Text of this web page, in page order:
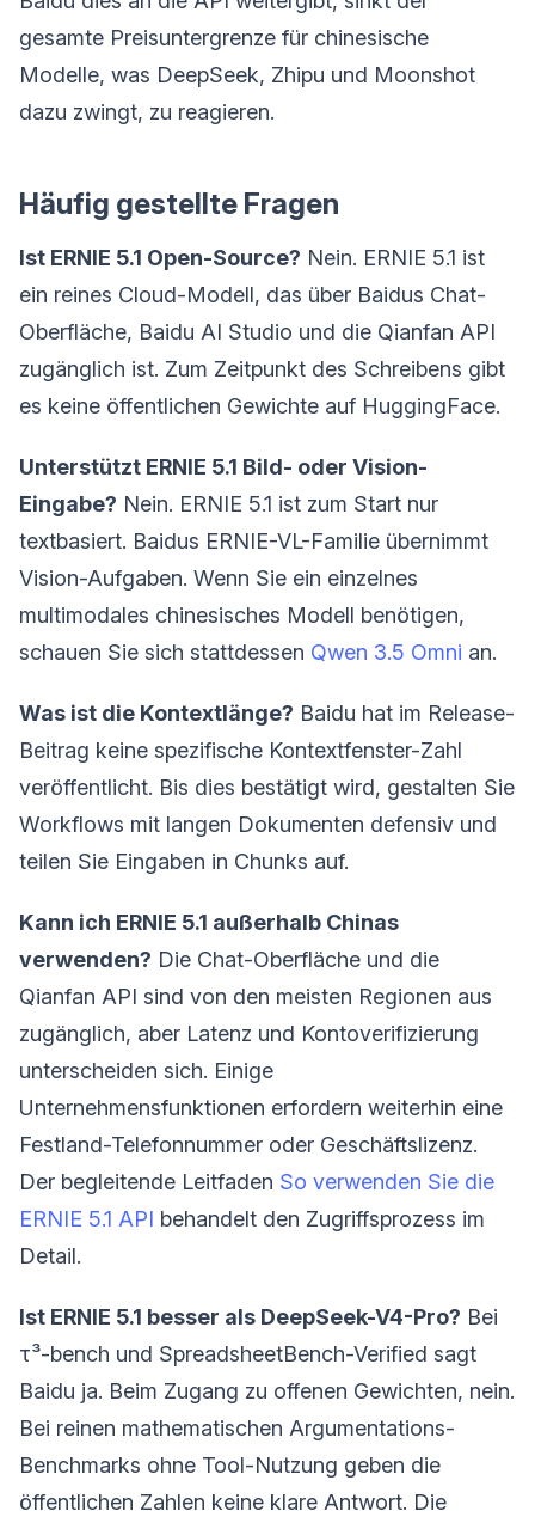
gesamte Preisuntergrenze für chinesische
Modelle, was DeepSeek, Zhipu und Moonshot
dazu zwingt, zu reagieren.
Häufig gestellte Fragen
Ist ERNIE 5.1 Open-Source? Nein. ERNIE 5.1 ist
ein reines Cloud-Modell, das über Baidus Chat-
Oberfläche, Baidu AI Studio und die Qianfan API
zugänglich ist. Zum Zeitpunkt des Schreibens gibt
es keine öffentlichen Gewichte auf HuggingFace.
Unterstützt ERNIE 5.1 Bild- oder Vision-
Eingabe? Nein. ERNIE 5.1 ist zum Start nur
textbasiert. Baidus ERNIE-VL-Familie übernimmt
Vision-Aufgaben. Wenn Sie ein einzelnes
multimodales chinesisches Modell benötigen,
schauen Sie sich stattdessen Qwen 3.5 Omni an.
Was ist die Kontextlänge? Baidu hat im Release-
Beitrag keine spezifische Kontextfenster-Zahl
veröffentlicht. Bis dies bestätigt wird, gestalten Sie
Workflows mit langen Dokumenten defensiv und
teilen Sie Eingaben in Chunks auf.
Kann ich ERNIE 5.1 außerhalb Chinas
verwenden? Die Chat-Oberfläche und die
Qianfan API sind von den meisten Regionen aus
zugänglich, aber Latenz und Kontoverifizierung
unterscheiden sich. Einige
Unternehmensfunktionen erfordern weiterhin eine
Festland-Telefonnummer oder Geschäftslizenz.
Der begleitende Leitfaden So verwenden Sie die
ERNIE 5.1 API behandelt den Zugriffsprozess im
Detail.
Ist ERNIE 5.1 besser als DeepSeek-V4-Pro? Bei
τ³-bench und SpreadsheetBench-Verified sagt
Baidu ja. Beim Zugang zu offenen Gewichten, nein.
Bei reinen mathematischen Argumentations-
Benchmarks ohne Tool-Nutzung geben die
öffentlichen Zahlen keine klare Antwort. Die